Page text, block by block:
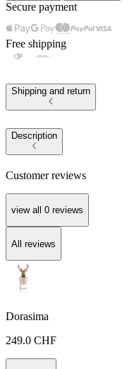
Secure payment
Free shipping
Shipping and return
Description
Customer reviews
view all 0 reviews
All reviews
Dorasima
249.0 CHF